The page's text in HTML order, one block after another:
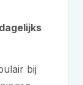
bij